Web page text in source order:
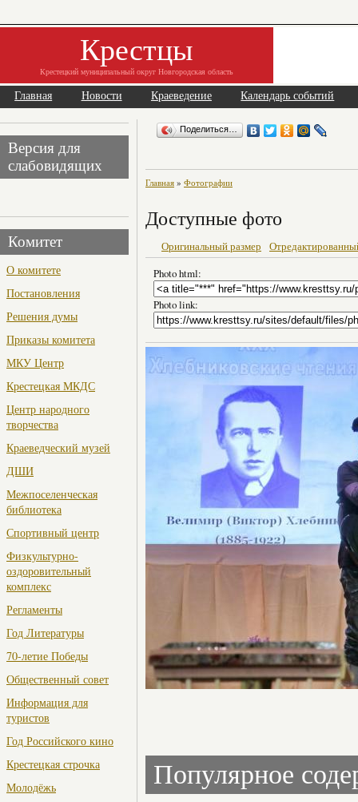
Крестцы
Крестецкий муниципальный округ Новгородская область
Главная Новости Краеведение Календарь событий
Версия для
слабовидящих
Комитет
О комитете
Постановления
Решения думы
Приказы комитета
МКУ Центр
Крестецкая МКДС
Центр народного
творчества
Краеведческий музей
ДШИ
Межпоселенческая
библиотека
Спортивный центр
Физкультурно-
оздоровительный
комплекс
Регламенты
Год Литературы
70-летие Победы
Общественный совет
Информация для
туристов
Год Российского кино
Крестецкая строчка
Молодёжь
Поделиться…
Главная » Фотографии
Доступные фото
Оригинальный размер
Photo html:
Photo link:
Популярное